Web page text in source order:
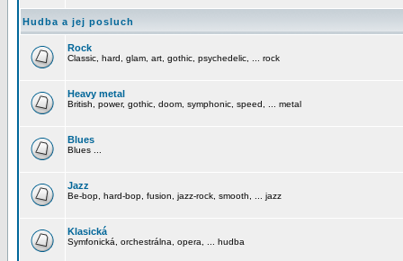
Hudba a jej posluch
Rock
Classic, hard, glam, art, gothic, psychedelic, ... rock
Heavy metal
British, power, gothic, doom, symphonic, speed, ... metal
Blues
Blues ...
Jazz
Be-bop, hard-bop, fusion, jazz-rock, smooth, ... jazz
Klasická
Symfonická, orchestrálna, opera, ... hudba